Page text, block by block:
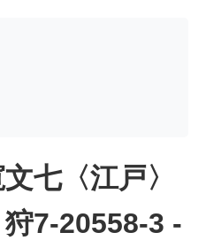
七〈江戸〉
7-20558-3 -